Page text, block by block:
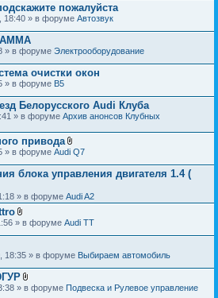
пожалуйста
18:40 » в форуме Автозвук
» в форуме Электрооборудование
очистки окон
» в форуме B5
Белорусского Audi Клуба
» в форуме Архив анонсов Клубных
привода
В
л
о
ж
н
и
» в форуме Audi Q7
блока управления двигателя 1.4 (
» в форуме Audi A2
В
о
е
н
и
я
» в форуме Audi TT
18:35 » в форуме Выбираем автомобиль
В
» в форуме Подвеска и Рулевое управление